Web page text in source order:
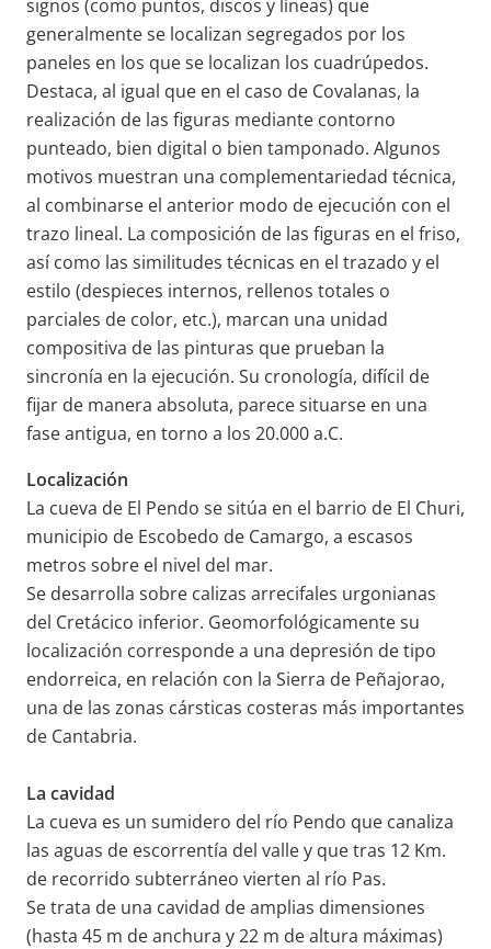
signos (como puntos, discos y líneas) que
generalmente se localizan segregados por los
paneles en los que se localizan los cuadrúpedos.
Destaca, al igual que en el caso de Covalanas, la
realización de las figuras mediante contorno
punteado, bien digital o bien tamponado. Algunos
motivos muestran una complementariedad técnica,
al combinarse el anterior modo de ejecución con el
trazo lineal. La composición de las figuras en el friso,
así como las similitudes técnicas en el trazado y el
estilo (despieces internos, rellenos totales o
parciales de color, etc.), marcan una unidad
compositiva de las pinturas que prueban la
sincronía en la ejecución. Su cronología, difícil de
fijar de manera absoluta, parece situarse en una
fase antigua, en torno a los 20.000 a.C.
Localización
La cueva de El Pendo se sitúa en el barrio de El Churi,
municipio de Escobedo de Camargo, a escasos
metros sobre el nivel del mar.
Se desarrolla sobre calizas arrecifales urgonianas
del Cretácico inferior. Geomorfológicamente su
localización corresponde a una depresión de tipo
endorreica, en relación con la Sierra de Peñajorao,
una de las zonas cársticas costeras más importantes
de Cantabria.
La cavidad
La cueva es un sumidero del río Pendo que canaliza
las aguas de escorrentía del valle y que tras 12 Km.
de recorrido subterráneo vierten al río Pas.
Se trata de una cavidad de amplias dimensiones
(hasta 45 m de anchura y 22 m de altura máximas)